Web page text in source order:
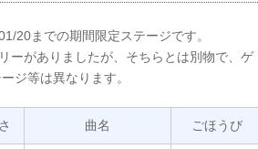
20までの期間限定ステージです。
ーがありましたが、そちらとは別物で、ゲ
ジ等は異なります。
曲名 ごほうび